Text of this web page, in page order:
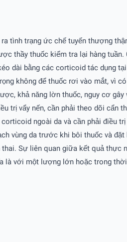
tình trạng ức chế tuyến thượng
thầy thuốc kiểm tra lại hàng
dài bằng các corticoid tác dụng
không để thuốc rơi vào mắt, vì
khả năng lờn thuốc, nguy cơ gây
trị vẩy nến, cần phải theo dõi cẩn
ngoài da và cần phải điều
vùng da trước khi bôi thuốc và đặt
Sự liên quan giữa kết quả thực
là với một lượng lớn hoặc trong